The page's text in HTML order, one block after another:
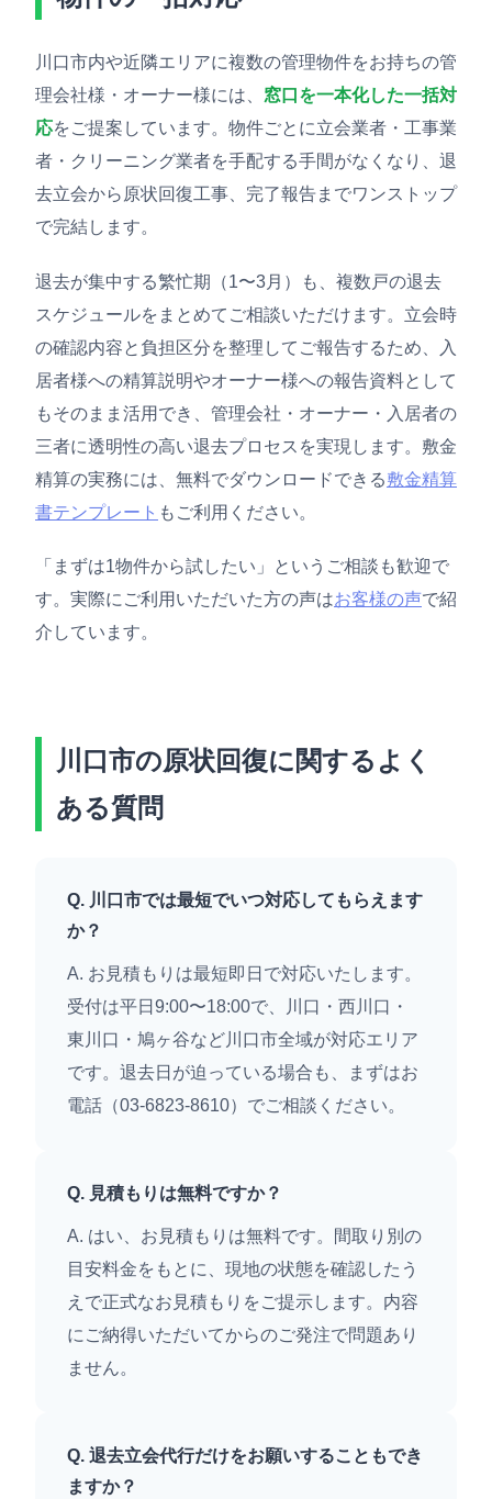
川口市内や近隣エリアに複数の管理物件をお持ちの管
理会社様・オーナー様には、 窓口を一本化した一括対
応をご提案しています。物件ごとに立会業者・工事業
者・クリーニング業者を手配する手間がなくなり、退
去立会から原状回復工事、完了報告までワンストップ
で完結します。
退去が集中する繁忙期（1〜3月）も、複数戸の退去
スケジュールをまとめてご相談いただけます。立会時
の確認内容と負担区分を整理してご報告するため、入
居者様への精算説明やオーナー様への報告資料として
もそのまま活用でき、管理会社・オーナー・入居者の
三者に透明性の高い退去プロセスを実現します。敷金
精算の実務には、無料でダウンロードできる敷金精算
書テンプレート もご利用ください。
「まずは1物件から試したい」というご相談も歓迎で
す。実際にご利用いただいた方の声はお客様の声で紹
介しています。
川口市の原状回復に関するよく
ある質問
Q. 川口市では最短でいつ対応してもらえます
か？
A. お見積もりは最短即日で対応いたします。
受付は平日9:00〜18:00で、川口・西川口・
東川口・鳩ヶ谷など川口市全域が対応エリア
です。退去日が迫っている場合も、まずはお
電話（03-6823-8610）でご相談ください。
Q. 見積もりは無料ですか？
A. はい、お見積もりは無料です。間取り別の
目安料金をもとに、現地の状態を確認したう
えで正式なお見積もりをご提示します。内容
にご納得いただいてからのご発注で問題あり
ません。
Q. 退去立会代行だけをお願いすることもでき
ますか？